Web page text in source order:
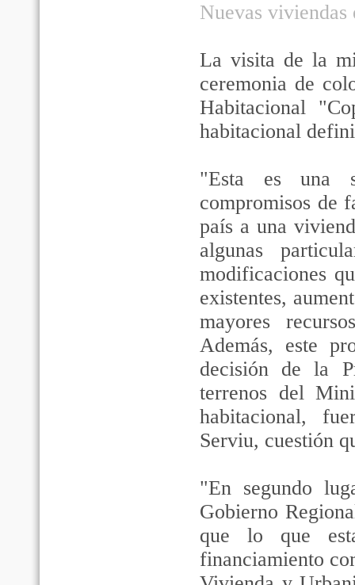
Nuevas viviendas
La visita de la
ceremonia de
Habitacional
habitacional
"Esta es una
compromisos de
país a una
algunas
modificaciones
existentes,
mayores
Además, este
decisión de la
terrenos del
habitacional,
Serviu, cuestión
"En segundo
Gobierno
que lo que
financiamiento